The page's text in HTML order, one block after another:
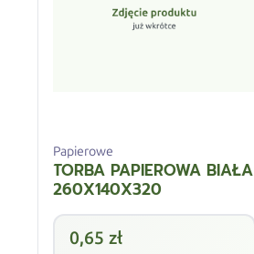
Papierowe
TORBA PAPIEROWA BIAŁA
260X140X320
0,65 zł